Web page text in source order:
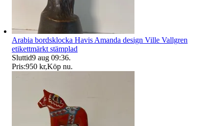
Arabia bordsklocka Havis Amanda design Ville Vallgren
etikettmärkt stämplad
Sluttid9 aug 09:36.
Pris:950 kr,Köp nu.